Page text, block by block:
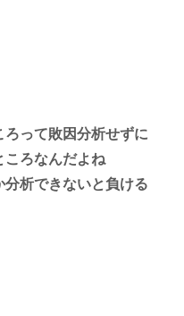
って敗因分析せずに
ころなんだよね
析できないと負ける